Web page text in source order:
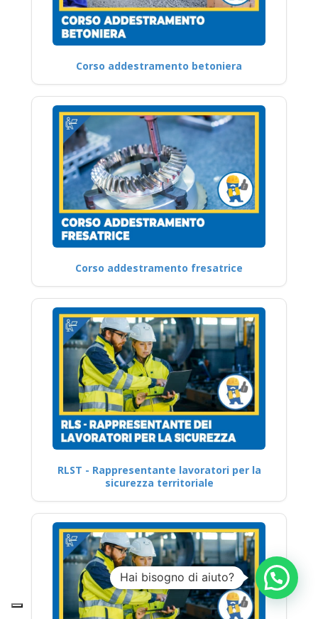
Corso addestramento betoniera
Corso addestramento fresatrice
RLST - Rappresentante lavoratori per la
sicurezza territoriale
Hai bisogno di aiuto?